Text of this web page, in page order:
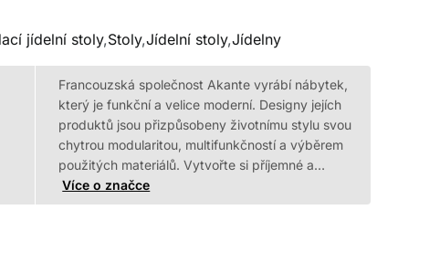
jídelní stoly,Stoly,Jídelní stoly,Jídelny
Francouzská společnost Akante vyrábí nábytek,
který je funkční a velice moderní. Designy jejích
produktů jsou přizpůsobeny životnímu stylu svou
chytrou modularitou, multifunkčností a výběrem
použitých materiálů. Vytvořte si příjemné a…
Více o značce